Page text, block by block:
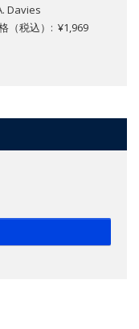
Davies
（税込）: ¥1,969